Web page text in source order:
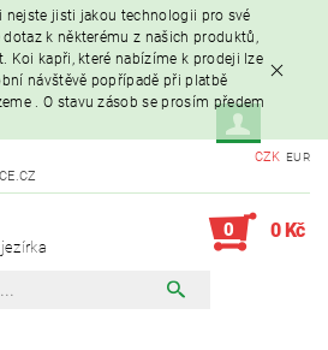
nejste jisti jakou technologii pro své
k některému z našich produktů,
Koi kapři, které nabízíme k prodeji lze
návštěvě popřípadě při platbě
. O stavu zásob se prosím předem
CZK EUR
0 0 Kč